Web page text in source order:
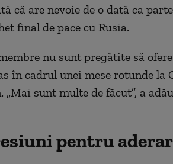
că are nevoie de o dată ca
final de pace cu Rusia.
nu sunt pregătite să
în cadrul unei mese rotunde la
„Mai sunt multe de făcut”, a
pentru